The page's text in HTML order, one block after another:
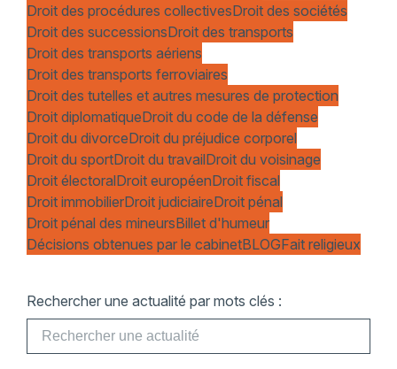
Droit des procédures collectivesDroit des sociétés
Droit des successionsDroit des transports
Droit des transports aériens
Droit des transports ferroviaires
Droit des tutelles et autres mesures de protection
Droit diplomatiqueDroit du code de la défense
Droit du divorceDroit du préjudice corporel
Droit du sportDroit du travailDroit du voisinage
Droit électoralDroit européenDroit fiscal
Droit immobilierDroit judiciaireDroit pénal
Droit pénal des mineursBillet d'humeur
Décisions obtenues par le cabinetBLOGFait religieux
Rechercher une actualité par mots clés :